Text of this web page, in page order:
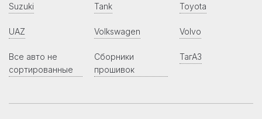
Suzuki Tank Toyota
UAZ Volkswagen Volvo
Все авто не
сортированные
Сборники
прошивок
ТагАЗ